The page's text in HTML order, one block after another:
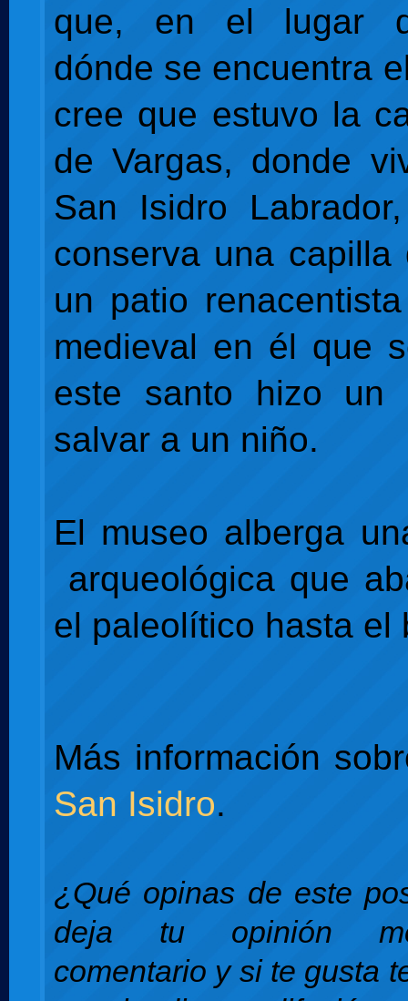
que, en el lugar
dónde se encuentra
cree que estuvo la
de Vargas, donde
San Isidro
conserva una
un patio
medieval en él que
este santo hizo un
salvar a un niño.
El museo alberga
arqueológica que
el paleolítico hasta el
Más información
San Isidro.
¿Qué opinas de este
deja tu opinión
comentario y si te gusta